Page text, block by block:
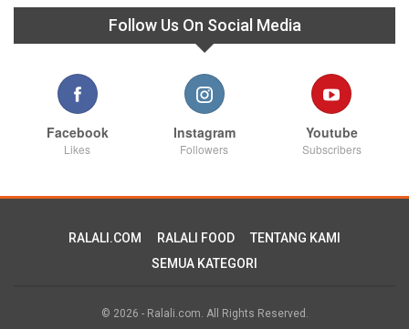
Follow Us On Social Media
Facebook
Likes
Instagram
Followers
Youtube
Subscribers
RALALI.COM RALALI FOOD
TENTANG KAMI
SEMUA KATEGORI
© 2026 - Ralali.com. All Rights Reserved.